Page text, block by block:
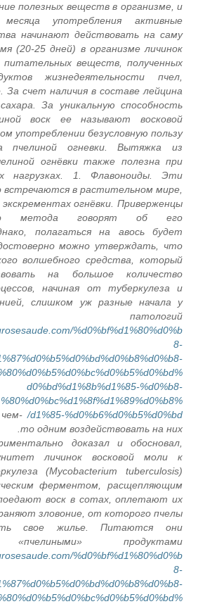
полезных веществ в организме,
месяца употребления
начинают действовать на
(20-25 дней) в организме
питательных веществ,
жизнедеятельности
За счет наличия в составе
сахара. За уникальную
воск ее называют
употреблении безусловную
пчелиной огневки. Вытяжка
пчелиной огнёвки также полезна
нагрузках. 1. Флавоноиды.
встречаются в растительном
в экскрементах огнёвки.
метода говорят об
однако, полагаться на авось
достоверно можно утверждать,
волшебного средства,
на большое
начиная от туберкулеза
слишком уж разные начала
d0%bd%d1%8b%d1%85-
d1%85-
чем-
то одним воздействовать на
доказал и
личинок восковой моли
(Mycobacterium
ферментом,
поедают воск в сотах, оплетают
зловоние, от которого
свое жилье. Питаются
«пчелиными»